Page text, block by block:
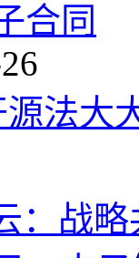
合同
源法大